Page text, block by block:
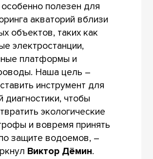
полезен для
акваторий вблизи
объектов, таких как
электростанции,
платформы и
Наша цель –
инструмент для
диагностики, чтобы
экологические
и вовремя принять
защите водоемов, –
Виктор Дёмин.